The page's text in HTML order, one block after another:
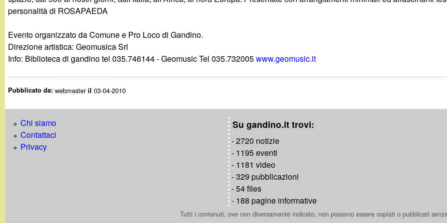
personalità di ROSAPAEDA
Evento organizzato da Comune e Pro Loco di Gandino.
Direzione artistica: Geomusica Srl
Info: Biblioteca di gandino tel 035.746144 - Geomusic Tel 035.732005www.geomusic.it
Pubblicato da:webmasteril 03-04-2010
Chi siamo
Contattaci
Privacy
Su gandino.it trovi:
- 2720 notizie
- 1195 eventi
- 1181 video
- 329 pubblicazioni
- 54 files
- 188 pagine informative
Tutti i contenuti, ove non diversamente indicato, non possono essere copiati o pubblicati